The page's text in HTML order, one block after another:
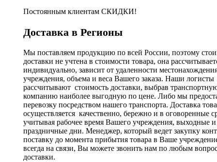
Постоянным клиентам СКИДКИ!
Доставка в Регионы
Мы поставляем продукцию по всей России, поэтому
доставки не учтена в стоимости товара, она
индивидуально, зависит от удаленности
учреждения, объема и веса Вашего заказа. Наши логисты
рассчитывают стоимость доставки, выбрав
компанию наиболее выгодную по цене. Либо мы
перевозку посредством нашего транспорта. Доставка
осуществляется качественно, бережно и в оговоренные
учитывая рабочее время Вашего учреждения, выходные и
праздничные дни. Менеджер, который ведет закупку
поставку до момента прибытия товара в Ваше
всегда на связи, Вы можете звонить нам по любым
доставки.